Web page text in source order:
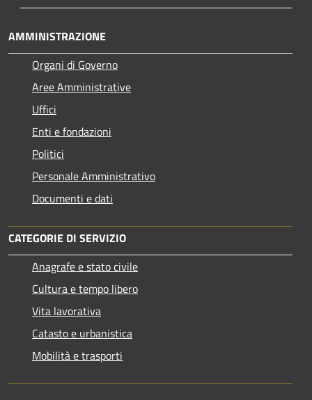
AMMINISTRAZIONE
Organi di Governo
Aree Amministrative
Uffici
Enti e fondazioni
Politici
Personale Amministrativo
Documenti e dati
CATEGORIE DI SERVIZIO
Anagrafe e stato civile
Cultura e tempo libero
Vita lavorativa
Catasto e urbanistica
Mobilità e trasporti